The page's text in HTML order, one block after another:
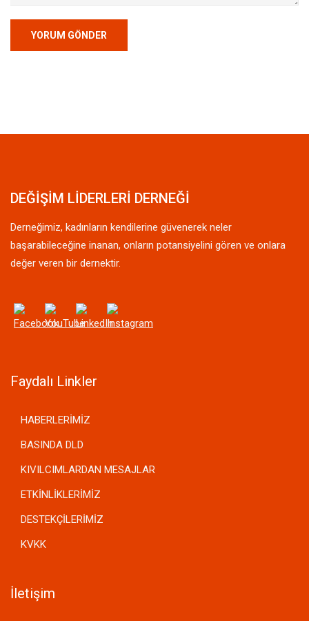
DEĞİŞİM LİDERLERİ DERNEĞİ
Derneğimiz, kadınların kendilerine güvenerek neler
başarabileceğine inanan, onların potansiyelini gören ve onlara
değer veren bir dernektir.
Faydalı Linkler
HABERLERİMİZ
BASINDA DLD
KIVILCIMLARDAN MESAJLAR
ETKİNLİKLERİMİZ
DESTEKÇİLERİMİZ
KVKK
İletişim